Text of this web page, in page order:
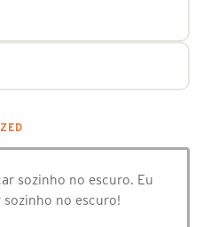
sozinho no escuro. Eu
no escuro!